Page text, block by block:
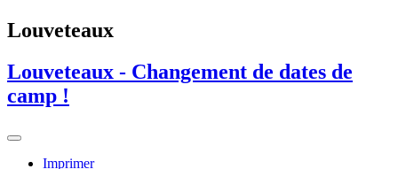
Louveteaux
Louveteaux - Changement de dates de
camp !
Imprimer